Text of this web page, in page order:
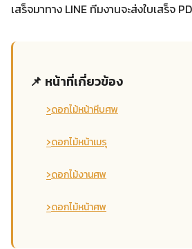
เสร็จมาทาง LINE ทีมงานจะส่งใบเสร็จ
📌 หน้าที่เกี่ยวข้อง
›ดอกไม้หน้าหีบศพ
›ดอกไม้หน้าเมรุ
›ดอกไม้งานศพ
›ดอกไม้หน้าศพ